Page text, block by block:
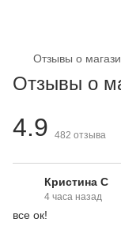
Отзывы о
Отзывы о
4.9 482 отзыва
Кристина С
4 часа назад
все ок!